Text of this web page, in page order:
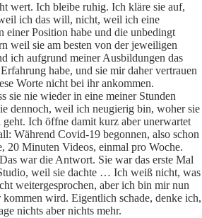
wert. Ich bleibe ruhig. Ich kläre sie auf,
ich das will, nicht, weil ich eine
einer Position habe und die unbedingt
weil sie am besten von der jeweiligen
ich aufgrund meiner Ausbildungen das
habe, und sie mir daher vertrauen
Worte nicht bei ihr ankommen.
sie nie wieder in eine meiner Stunden
dennoch, weil ich neugierig bin, woher sie
Ich öffne damit kurz aber unerwartet
Während Covid-19 begonnen, also schon
20 Minuten Videos, einmal pro Woche.
war die Antwort. Sie war das erste Mal
weil sie dachte … Ich weiß nicht, was
weitergesprochen, aber ich bin mir nun
kommen wird. Eigentlich schade, denke ich,
nichts aber nichts mehr.